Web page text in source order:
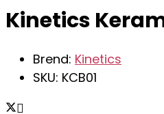
Kinetics
Brend: Kinetics
SKU: KCB01